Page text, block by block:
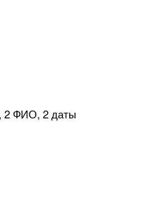
2 ФИО, 2 даты